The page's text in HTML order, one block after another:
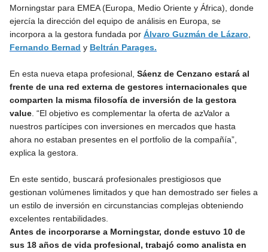
Morningstar para EMEA (Europa, Medio Oriente y África), donde
ejercía la dirección del equipo de análisis en Europa, se
incorpora a la gestora fundada por Álvaro Guzmán de Lázaro
Fernando Bernad y Beltrán Parages.
En esta nueva etapa profesional, Sáenz de Cenzano estará al
frente de una red externa de gestores internacionales que
comparten la misma filosofía de inversión de la gestora
value . “El objetivo es complementar la oferta de azValor a
nuestros partícipes con inversiones en mercados que hasta
ahora no estaban presentes en el portfolio de la compañía”,
explica la gestora.
En este sentido, buscará profesionales prestigiosos que
gestionan volúmenes limitados y que han demostrado ser fieles a
un estilo de inversión en circunstancias complejas obteniendo
excelentes rentabilidades.
Antes de incorporarse a Morningstar, donde estuvo 10 de
sus 18 años de vida profesional, trabajó como analista en